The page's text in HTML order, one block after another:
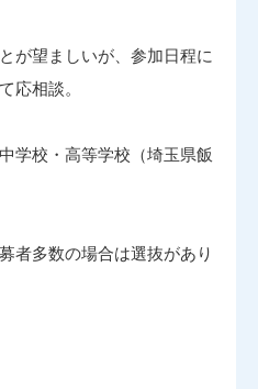
望ましいが、参加日程に
応相談。
学校・高等学校（埼玉県飯
者多数の場合は選抜があり